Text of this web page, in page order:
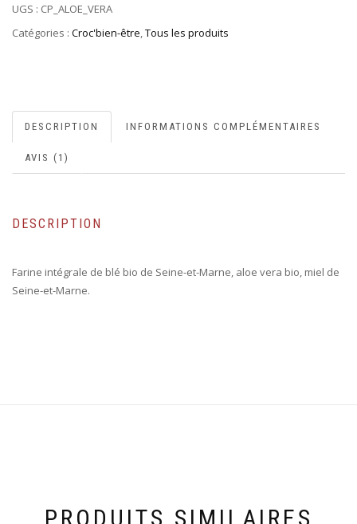
UGS : CP_ALOE_VERA
Catégories : Croc'bien-être,Tous les produits
DESCRIPTION INFORMATIONS COMPLÉMENTAIRES
AVIS (1)
DESCRIPTION
Farine intégrale de blé bio de Seine-et-Marne, aloe vera bio, miel de
Seine-et-Marne.
PRODUITS SIMILAIRES